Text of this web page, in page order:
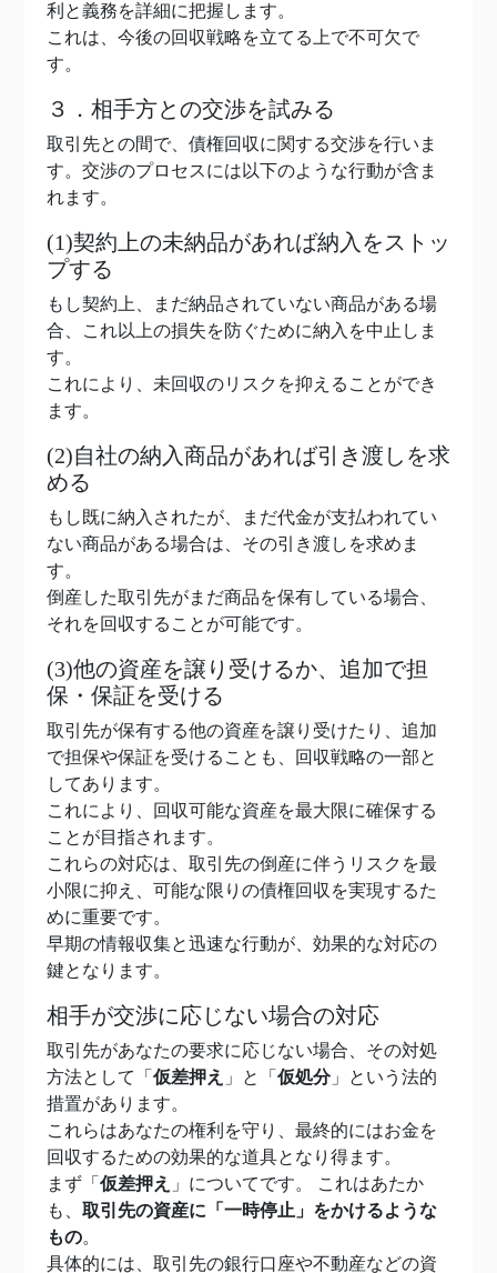
利と義務を詳細に把握します。
これは、今後の回収戦略を立てる上で不可欠で
す。
３．相手方との交渉を試みる
取引先との間で、債権回収に関する交渉を行いま
す。交渉のプロセスには以下のような行動が含ま
れます。
(1)契約上の未納品があれば納入をストッ
プする
もし契約上、まだ納品されていない商品がある場
合、これ以上の損失を防ぐために納入を中止しま
す。
これにより、未回収のリスクを抑えることができ
ます。
(2)自社の納入商品があれば引き渡しを求
める
もし既に納入されたが、まだ代金が支払われてい
ない商品がある場合は、その引き渡しを求めま
す。
倒産した取引先がまだ商品を保有している場合、
それを回収することが可能です。
(3)他の資産を譲り受けるか、追加で担
保・保証を受ける
取引先が保有する他の資産を譲り受けたり、追加
で担保や保証を受けることも、回収戦略の一部と
してあります。
これにより、回収可能な資産を最大限に確保する
ことが目指されます。
これらの対応は、取引先の倒産に伴うリスクを最
小限に抑え、可能な限りの債権回収を実現するた
めに重要です。
早期の情報収集と迅速な行動が、効果的な対応の
鍵となります。
相手が交渉に応じない場合の対応
取引先があなたの要求に応じない場合、その対処
方法として「 仮差押え 」と「 仮処分」という法的
措置があります。
これらはあなたの権利を守り、最終的にはお金を
回収するための効果的な道具となり得ます。
まず「 仮差押え 」についてです。 これはあたか
も、 取引先の資産に「一時停止」をかけるような
もの。
具体的には、取引先の銀行口座や不動産などの資